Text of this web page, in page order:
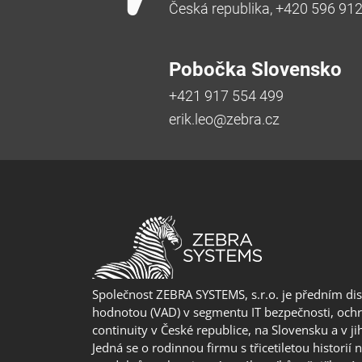
Česká republika, +420 596
Pobočka Slovensko
+421 917 554 499
erik.leo@zebra.cz
Společnost ZEBRA SYSTEMS, s.r.o. je předním
hodnotou (VAD) v segmentu IT bezpečnosti,
continuity v České republice, na Slovensku a v
Jedná se o rodinnou firmu s třicetiletou historií